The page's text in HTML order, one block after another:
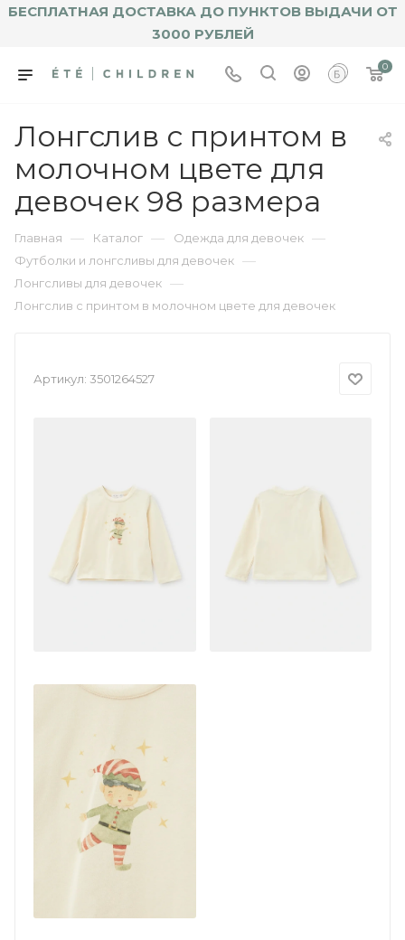
БЕСПЛАТНАЯ ДОСТАВКА ДО ПУНКТОВ ВЫДАЧИ ОТ
3000 РУБЛЕЙ
0
Лонгслив с принтом в
молочном цвете для
девочек 98 размера
Главная — Каталог — Одежда для девочек —
Футболки и лонгсливы для девочек —
Лонгсливы для девочек —
Лонгслив с принтом в молочном цвете для девочек
Артикул: 3501264527